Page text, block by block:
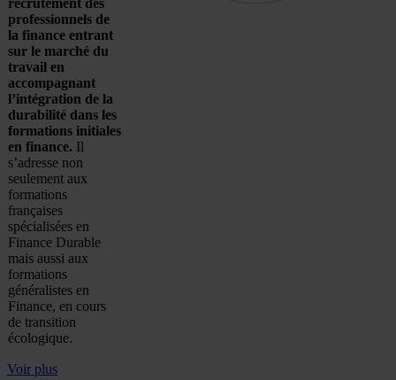
professionnels de
la finance entrant
sur le marché du
travail en
accompagnant
l’intégration de la
durabilité dans les
formations initiales
en finance. Il
s’adresse non
seulement aux
formations
françaises
spécialisées en
Finance Durable
mais aussi aux
formations
généralistes en
Finance, en cours
de transition
écologique.
Voir plus